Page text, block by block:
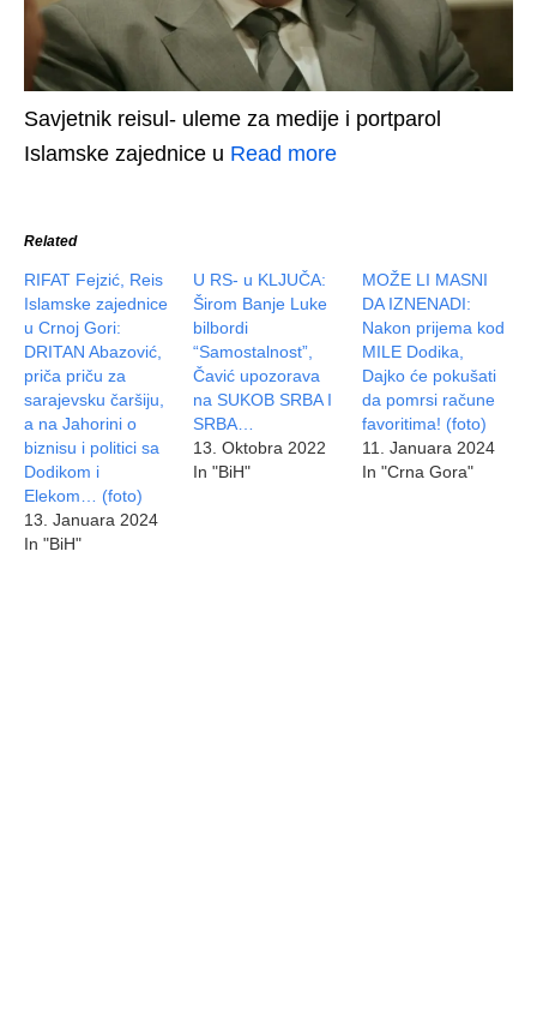
Savjetnik reisul- uleme za medije i portparol
Islamske zajednice u Read more
Related
RIFAT Fejzić, Reis
Islamske zajednice
u Crnoj Gori:
DRITAN Abazović,
priča priču za
sarajevsku čaršiju,
a na Jahorini o
biznisu i politici sa
Dodikom i
Elekom… (foto)
13. Januara 2024
In "BiH"
U RS- u KLJUČA:
Širom Banje Luke
bilbordi
“Samostalnost”,
Čavić upozorava
na SUKOB SRBA I
SRBA…
13. Oktobra 2022
In "BiH"
MOŽE LI MASNI
DA IZNENADI:
Nakon prijema kod
MILE Dodika,
Dajko će pokušati
da pomrsi račune
favoritima! (foto)
11. Januara 2024
In "Crna Gora"